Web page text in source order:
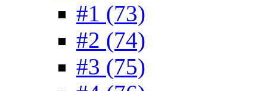
#1 (73)
#2 (74)
#3 (75)